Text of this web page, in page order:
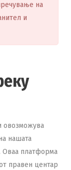
на
и
овозможува
нашата
Оваа платформа
правен центар